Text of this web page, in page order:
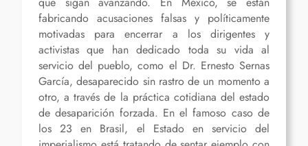
fabricando acusaciones falsas y políticamente
motivadas para encerrar a los dirigentes y
activistas que han dedicado toda su vida al
servicio del pueblo, como el Dr. Ernesto Sernas
García, desaparecido sin rastro de un momento a
otro, a través de la práctica cotidiana del estado
de desaparición forzada. En el famoso caso de
los 23 en Brasil, el Estado en servicio del